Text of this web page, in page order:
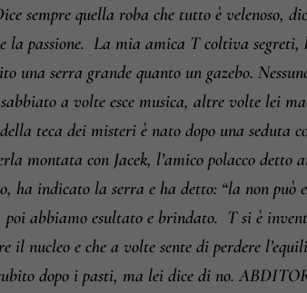
sempre quella roba che tutto è velenoso,
la passione. La mia amica T coltiva segreti,
serra grande quanto un gazebo.
a volte esce musica, altre volte lei
teca dei misteri è nato dopo una seduta
montata con Jacek, l’amico polacco detto
ha indicato la serra e ha detto: “la non può
poi abbiamo esultato e brindato. T si è
nucleo e che a volte sente di perdere
dopo i pasti, ma lei dice di no.